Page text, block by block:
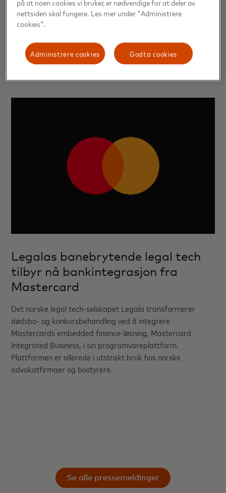
betalingssystemer i stor skala. Løsningen kombinerer
Mastercards omfattende innsikt innen svindel og globale
nettverksovervåkning med cybersikkerhetsdata fra
forhindre og håndtere digital svindel før den finner sted.
Legalas banebrytende legal tech
tilbyr nå bankintegrasjon fra
Mastercard
Det norske legal tech-selskapet Legala transformerer
dødsbo- og konkursbehandling ved å integrere
Mastercards embedded finance-løsning, Mastercard
Integrated Business, i sin programvareplattform.
Plattformen er allerede i utstrakt bruk hos norske
advokatfirmaer og bostyrere.
Se alle pressemeldinger
på at noen cookies vi bruker, er nødvendige for at deler av
nettsiden skal fungere. Les mer under "Administrere
cookies".
Godta cookies
Administrere cookies